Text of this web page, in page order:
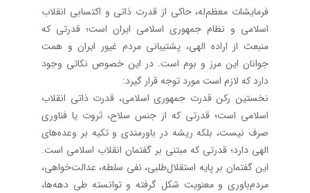
فرمایشات معظم‌له، حاکی از قدرت ذاتی و اکتسابی انقلاب
اسلامی و نظام جمهوری اسلامی ایران است؛ قدرتی که
منبعث از اراده الهی، پشتیبانی مردم غیور ایران و همت
جوانان این مرز و بوم است. در این خصوص نکاتی وجود
دارد که لازم است مورد توجه قرار گیرد:
نخستین رکن قدرت جمهوری اسلامی، قدرت ذاتی انقلاب
اسلامی است؛ قدرتی که از جنس سلاح، ثروت یا فناوری
صرف نیست، بلکه ریشه در باورمندی و تکیه بر وعده‌های
الهی دارد؛ قدرتی که مبتنی بر گفتمان انقلاب اسلامی است.
این گفتمان بر پایه استقلال‌طلبی، نفی سلطه، عدالت‌خواهی،
مردم‌باوری و معنویت شکل گرفته و توانسته طی دهه‌ها،